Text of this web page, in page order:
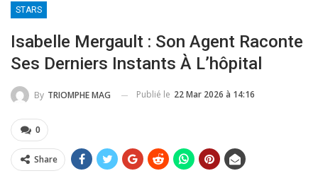
STARS
Isabelle Mergault : Son Agent Raconte
Ses Derniers Instants À L’hôpital
By TRIOMPHE MAG Publié le 22 Mar 2026 à 14:16
0
Share